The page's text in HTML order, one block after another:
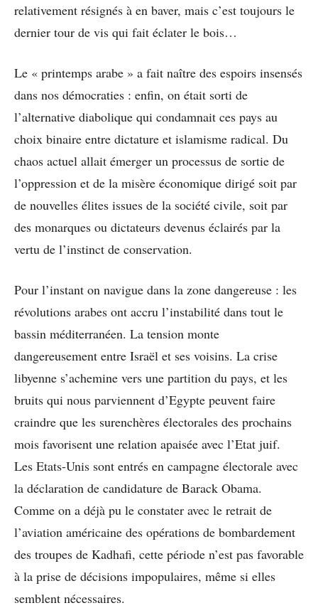
relativement résignés à en baver, mais c’est toujours le
dernier tour de vis qui fait éclater le bois…
Le « printemps arabe » a fait naître des espoirs insensés
dans nos démocraties : enfin, on était sorti de
l’alternative diabolique qui condamnait ces pays au
choix binaire entre dictature et islamisme radical. Du
chaos actuel allait émerger un processus de sortie de
l’oppression et de la misère économique dirigé soit par
de nouvelles élites issues de la société civile, soit par
des monarques ou dictateurs devenus éclairés par la
vertu de l’instinct de conservation.
Pour l’instant on navigue dans la zone dangereuse : les
révolutions arabes ont accru l’instabilité dans tout le
bassin méditerranéen. La tension monte
dangereusement entre Israël et ses voisins. La crise
libyenne s’achemine vers une partition du pays, et les
bruits qui nous parviennent d’Egypte peuvent faire
craindre que les surenchères électorales des prochains
mois favorisent une relation apaisée avec l’Etat juif.
Les Etats-Unis sont entrés en campagne électorale avec
la déclaration de candidature de Barack Obama.
Comme on a déjà pu le constater avec le retrait de
l’aviation américaine des opérations de bombardement
des troupes de Kadhafi, cette période n’est pas favorable
à la prise de décisions impopulaires, même si elles
semblent nécessaires.